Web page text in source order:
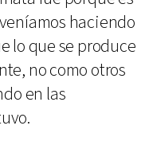
haciendo
lo que se produce
no como otros
en las